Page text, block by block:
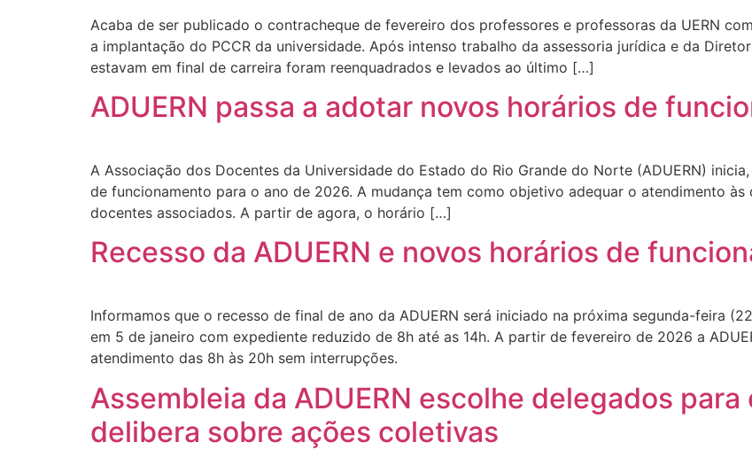
Acaba de ser publicado o contracheque de fevereiro dos professores e professoras da UERN
a implantação do PCCR da universidade. Após intenso trabalho da assessoria jurídica e da
estavam em final de carreira foram reenquadrados e levados ao último […]
ADUERN passa a adotar novos horários de
A Associação dos Docentes da Universidade do Estado do Rio Grande do Norte (ADUERN)
de funcionamento para o ano de 2026. A mudança tem como objetivo adequar o atendimento
docentes associados. A partir de agora, o horário […]
Recesso da ADUERN e novos horários de
Informamos que o recesso de final de ano da ADUERN será iniciado na próxima segunda-feira
em 5 de janeiro com expediente reduzido de 8h até as 14h. A partir de fevereiro de 2026 a
atendimento das 8h às 20h sem interrupções.
Assembleia da ADUERN escolhe delegados para
delibera sobre ações coletivas